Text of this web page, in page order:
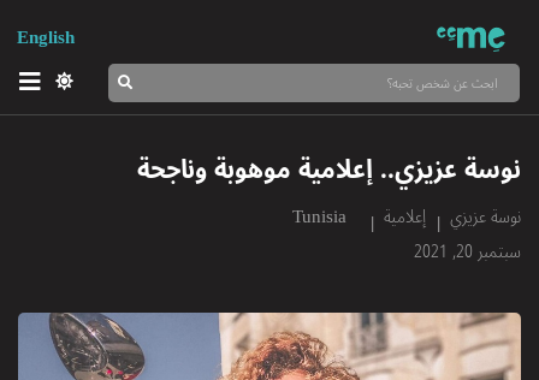
English
نوسة عزيزي.. إعلامية موهوبة وناجحة
نوسة عزيزي إعلامية
Tunisia
سبتمبر 20, 2021